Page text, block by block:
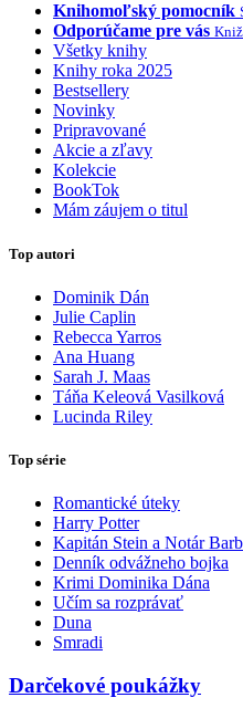
Knihomoľský pomocník
Odporúčame pre vás
Všetky knihy
Knihy roka 2025
Bestsellery
Novinky
Pripravované
Akcie a zľavy
Kolekcie
BookTok
Mám záujem o titul
Top autori
Dominik Dán
Julie Caplin
Rebecca Yarros
Ana Huang
Sarah J. Maas
Táňa Keleová Vasilková
Lucinda Riley
Top série
Romantické úteky
Harry Potter
Kapitán Stein a Notár
Denník odvážneho bojka
Krimi Dominika Dána
Učím sa rozprávať
Duna
Smradi
Darčekové poukážky